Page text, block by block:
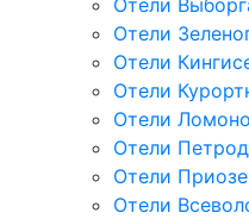
Отели
Отели
Отели
Отели
Отели
Отели
Отели
Отели